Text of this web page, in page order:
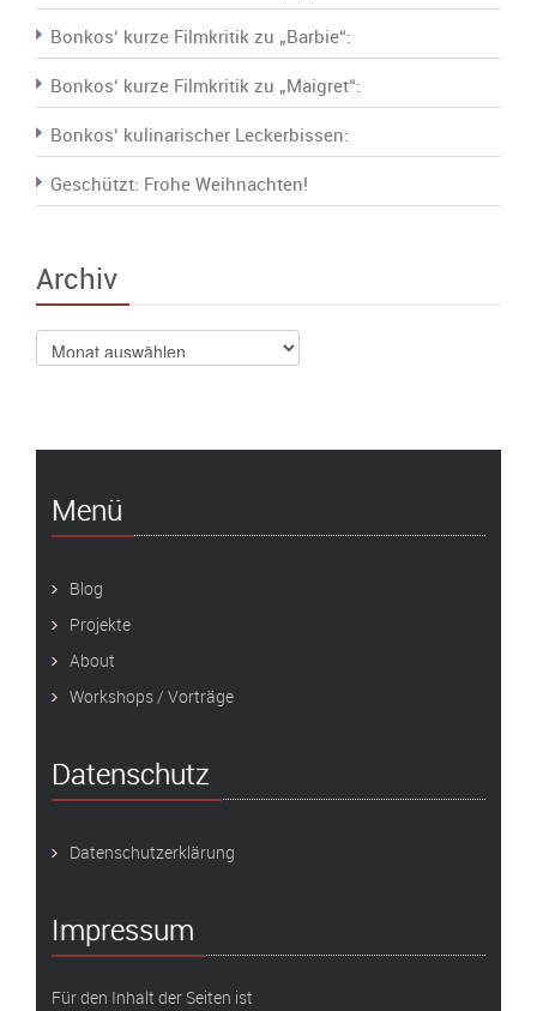
Bonkos‘ kurze Filmkritik zu „Barbie“:
Bonkos‘ kurze Filmkritik zu „Maigret“:
Bonkos‘ kulinarischer Leckerbissen:
Geschützt: Frohe Weihnachten!
Archiv
Archiv
Menü
Blog
Projekte
About
Workshops / Vorträge
Datenschutz
Datenschutzerklärung
Impressum
Für den Inhalt der Seiten ist